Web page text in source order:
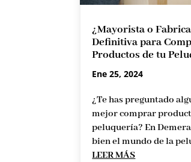
¿Mayorista o
Definitiva para
Productos de tu
Ene 25, 2024
¿Te has preguntado
mejor comprar
peluquería? En
bien el mundo de la
LEER MÁS